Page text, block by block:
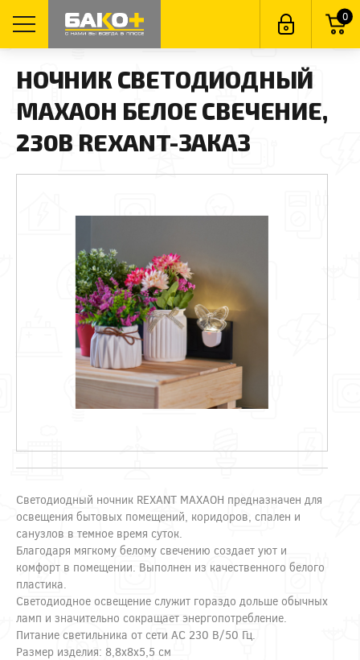
0
НОЧНИК СВЕТОДИОДНЫЙ
МАХАОН БЕЛОЕ СВЕЧЕНИЕ,
230В REXANT-ЗАКАЗ
Светодиодный ночник REXANT МАХАОН предназначен для
освещения бытовых помещений, коридоров, спален и
санузлов в темное время суток.
Благодаря мягкому белому свечению создает уют и
комфорт в помещении. Выполнен из качественного белого
пластика.
Светодиодное освещение служит гораздо дольше обычных
ламп и значительно сокращает энергопотребление.
Питание светильника от сети AC 230 В/50 Гц.
Размер изделия: 8,8х8х5,5 см